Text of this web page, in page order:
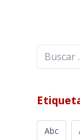
Buscar
Abc